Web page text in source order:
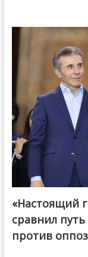
@ქართული
«Настоящий
сравнил
против